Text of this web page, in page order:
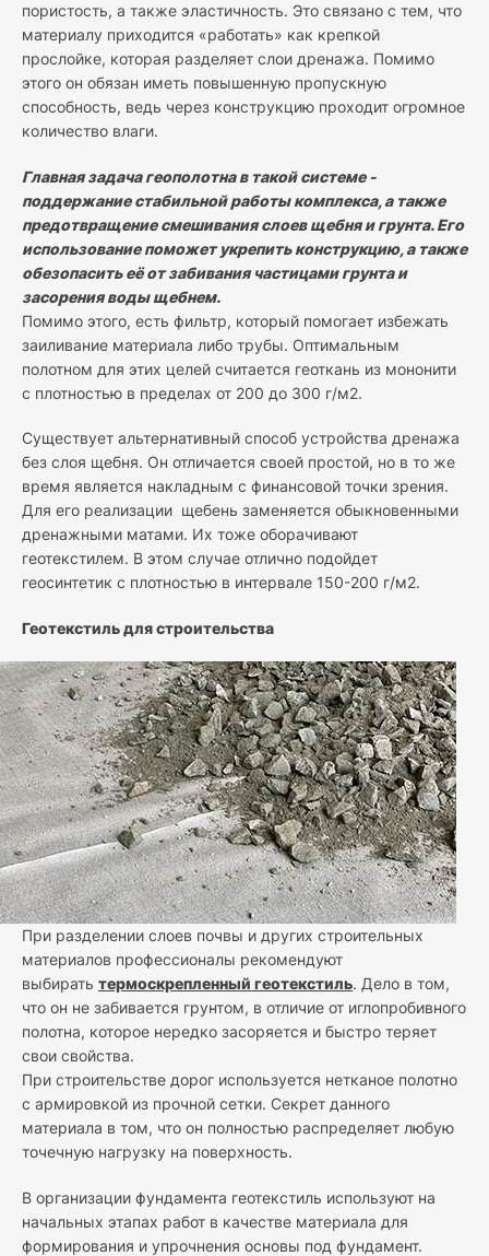
пористость, а также эластичность. Это связано с тем, что
материалу приходится «работать» как крепкой
прослойке, которая разделяет слои дренажа. Помимо
этого он обязан иметь повышенную пропускную
способность, ведь через конструкцию проходит огромное
количество влаги.
Главная задача геополотна в такой системе -
поддержание стабильной работы комплекса, а также
предотвращение смешивания слоев щебня и грунта. Его
использование поможет укрепить конструкцию, а также
обезопасить её от забивания частицами грунта и
засорения воды щебнем.
Помимо этого, есть фильтр, который помогает избежать
заиливание материала либо трубы. Оптимальным
полотном для этих целей считается геоткань из мононити
с плотностью в пределах от 200 до 300 г/м2.
Существует альтернативный способ устройства дренажа
без слоя щебня. Он отличается своей простой, но в то же
время является накладным с финансовой точки зрения.
Для его реализации щебень заменяется обыкновенными
дренажными матами. Их тоже оборачивают
геотекстилем. В этом случае отлично подойдет
геосинтетик с плотностью в интервале 150-200 г/м2.
Геотекстиль для строительства
При разделении слоев почвы и других строительных
материалов профессионалы рекомендуют
выбирать термоскрепленный геотекстиль. Дело в том,
что он не забивается грунтом, в отличие от иглопробивного
полотна, которое нередко засоряется и быстро теряет
свои свойства.
При строительстве дорог используется нетканое полотно
с армировкой из прочной сетки. Секрет данного
материала в том, что он полностью распределяет любую
точечную нагрузку на поверхность.
В организации фундамента геотекстиль используют на
начальных этапах работ в качестве материала для
формирования и упрочнения основы под фундамент.